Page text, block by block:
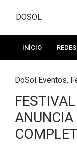
DOSOL
INÍCIO
DoSol Eventos,